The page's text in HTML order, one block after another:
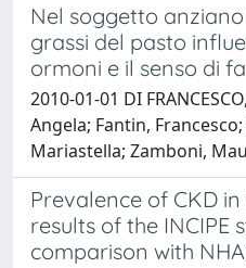
Nel soggetto
grassi del pasto
ormoni e il senso di
2010-01-01 DI
Angela; Fantin,
Mariastella; Zamboni,
Prevalence of CKD
results of the INCIPE
comparison with